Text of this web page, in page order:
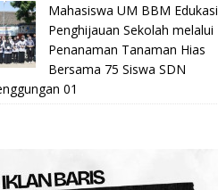
Mahasiswa UM BBM Edukasi
Penghijauan Sekolah melalui
Penanaman Tanaman Hias
Bersama 75 Siswa SDN
01